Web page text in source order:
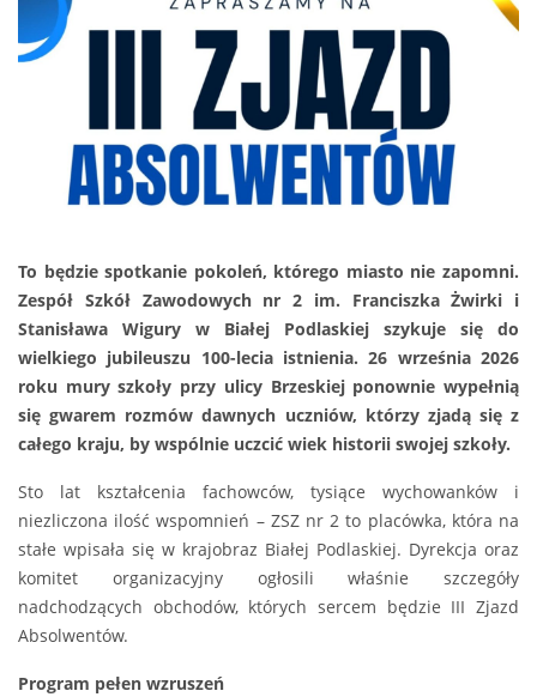
To będzie spotkanie pokoleń, którego miasto nie zapomni.
Zespół Szkół Zawodowych nr 2 im. Franciszka Żwirki i
Stanisława Wigury w Białej Podlaskiej szykuje się do
wielkiego jubileuszu 100-lecia istnienia. 26 września 2026
roku mury szkoły przy ulicy Brzeskiej ponownie wypełnią
się gwarem rozmów dawnych uczniów, którzy zjadą się z
całego kraju, by wspólnie uczcić wiek historii swojej szkoły.
Sto lat kształcenia fachowców, tysiące wychowanków i
niezliczona ilość wspomnień – ZSZ nr 2 to placówka, która na
stałe wpisała się w krajobraz Białej Podlaskiej. Dyrekcja oraz
komitet organizacyjny ogłosili właśnie szczegóły
nadchodzących obchodów, których sercem będzie III Zjazd
Absolwentów.
Program pełen wzruszeń